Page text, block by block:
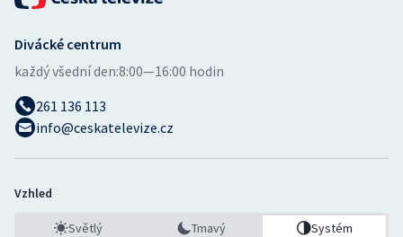
Divácké centrum
každý všední den:8:00—16:00 hodin
261 136 113
info@ceskatelevize.cz
Vzhled
Světlý Tmavý Systém